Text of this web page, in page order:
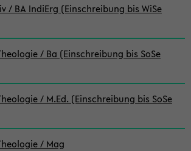
/ BA IndiErg (Einschreibung bis WiSe
/ Ba (Einschreibung bis SoSe
/ M.Ed. (Einschreibung bis SoSe
/ Mag